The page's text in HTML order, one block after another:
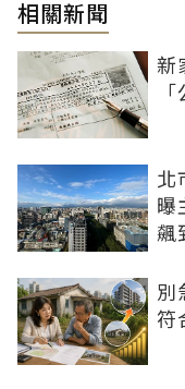
相關新聞
新
北
曝
飆
別
符